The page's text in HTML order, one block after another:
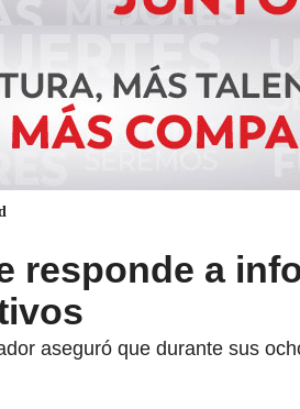
responde a
aseguró que durante sus